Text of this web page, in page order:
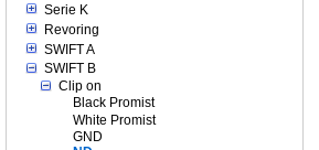
Serie K
Revoring
SWIFT A
SWIFT B
Clip on
Black Promist
White Promist
GND